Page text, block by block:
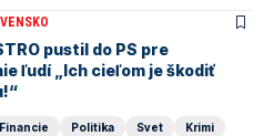
pustil do PS pre
ľudí „Ich cieľom je škodiť
Financie Politika Svet
Krimi